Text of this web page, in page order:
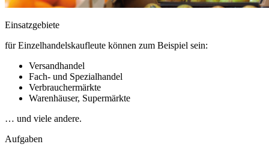
Einsatzgebiete
für Einzelhandelskaufleute können zum Beispiel sein:
Versandhandel
Fach- und Spezialhandel
Verbrauchermärkte
Warenhäuser, Supermärkte
… und viele andere.
Aufgaben